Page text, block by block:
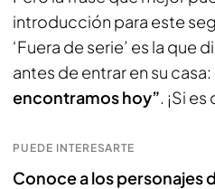
introducción para este
‘Fuera de serie’ es la que
antes de entrar en su casa:
encontramos hoy”. ¡Si
PUEDE INTERESARTE
Conoce a los personajes